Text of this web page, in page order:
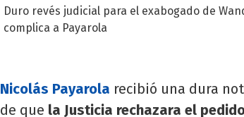
Duro revés judicial para el exabogado de
complica a Payarola
Nicolás Payarola recibió una dura
de que la Justicia rechazara el